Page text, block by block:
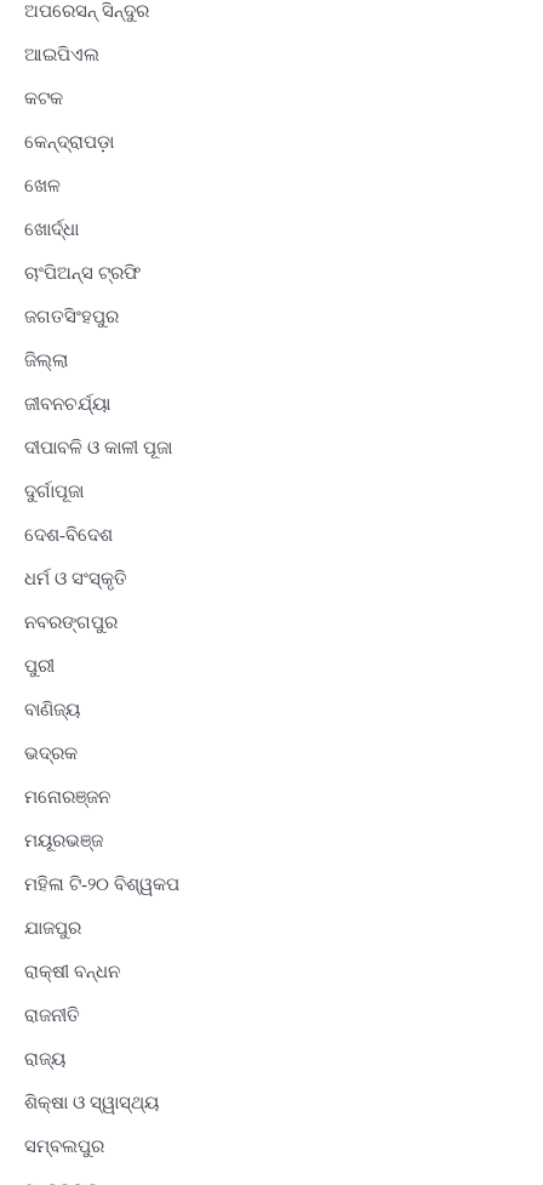
ଅପରେସନ୍ ସିନ୍ଦୁର
ଆଇପିଏଲ
କଟକ
କେନ୍ଦ୍ରାପଡ଼ା
ଖେଳ
ଖୋର୍ଦ୍ଧା
ଚାଂପିଅନ୍ସ ଟ୍ରଫି
ଜଗତସିଂହପୁର
ଜିଲ୍ଲା
ଜୀବନଚର୍ଯ୍ୟା
ଦୀପାବଳି ଓ କାଳୀ ପୂଜା
ଦୁର୍ଗାପୂଜା
ଦେଶ-ବିଦେଶ
ଧର୍ମ ଓ ସଂସ୍କୃତି
ନବରଙ୍ଗପୁର
ପୁରୀ
ବାଣିଜ୍ୟ
ଭଦ୍ରକ
ମନୋରଞ୍ଜନ
ମୟୂରଭଞ୍ଜ
ମହିଳା ଟି-୨୦ ବିଶ୍ୱକପ
ଯାଜପୁର
ରାକ୍ଷୀ ବନ୍ଧନ
ରାଜନୀତି
ରାଜ୍ୟ
ଶିକ୍ଷା ଓ ସ୍ୱାସ୍ଥ୍ୟ
ସମ୍ବଲପୁର